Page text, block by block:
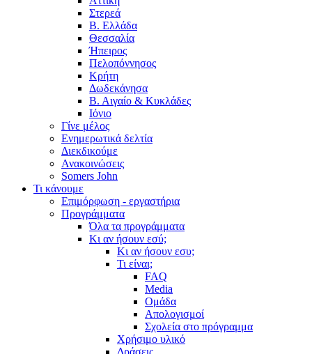
Στερεά
Β. Ελλάδα
Θεσσαλία
Ήπειρος
Πελοπόννησος
Κρήτη
Δωδεκάνησα
Β. Αιγαίο & Κυκλάδες
Ιόνιο
Γίνε μέλος
Ενημερωτικά δελτία
Διεκδικούμε
Ανακοινώσεις
Somers John
Τι κάνουμε
Επιμόρφωση - εργαστήρια
Προγράμματα
Όλα τα προγράμματα
Κι αν ήσουν εσύ;
Κι αν ήσουν εσυ;
Τι είναι;
FAQ
Media
Ομάδα
Απολογισμοί
Σχολεία στο πρόγραμμα
Χρήσιμο υλικό
Δράσεις